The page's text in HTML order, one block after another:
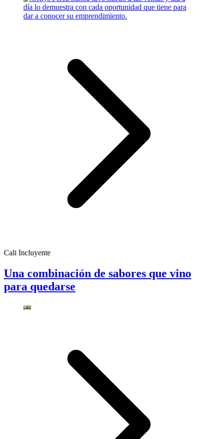
Cali Incluyente
Una combinación de sabores que vino
para quedarse